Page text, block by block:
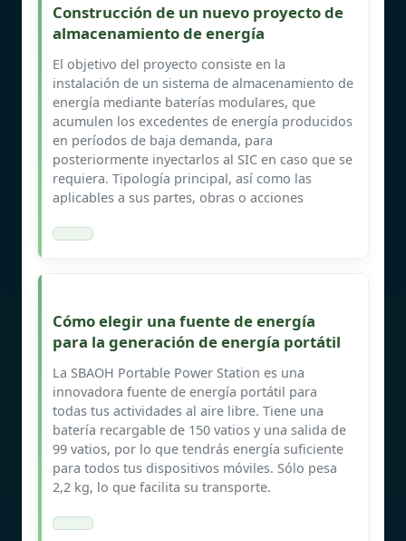
Construcción de un nuevo proyecto de
almacenamiento de energía
El objetivo del proyecto consiste en la
instalación de un sistema de almacenamiento de
energía mediante baterías modulares, que
acumulen los excedentes de energía producidos
en períodos de baja demanda, para
posteriormente inyectarlos al SIC en caso que se
requiera. Tipología principal, así como las
aplicables a sus partes, obras o acciones
Cómo elegir una fuente de energía
para la generación de energía portátil
La SBAOH Portable Power Station es una
innovadora fuente de energía portátil para
todas tus actividades al aire libre. Tiene una
batería recargable de 150 vatios y una salida de
99 vatios, por lo que tendrás energía suficiente
para todos tus dispositivos móviles. Sólo pesa
2,2 kg, lo que facilita su transporte.